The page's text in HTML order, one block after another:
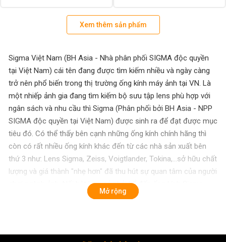
Xem thêm sản phẩm
Sigma Việt Nam (BH Asia - Nhà phân phối SIGMA độc quyền
tại Việt Nam) cái tên đang được tìm kiếm nhiều và ngày càng
trở nên phổ biến trong thị trường ống kính máy ảnh tại VN. Là
một nhiếp ảnh gia đang tìm kiếm bộ sưu tập lens phù hợp với
ngân sách và nhu cầu thì Sigma (Phân phối bởi BH Asia - NPP
SIGMA độc quyền tại Việt Nam) được sinh ra để đạt được mục
tiêu đó. Có thể thấy bên cạnh những ống kính chính hãng thì
còn có rất nhiều ống kính khác đến từ các nhà sản xuất bên
thứ 3 như: Lens Sigma, Zeiss, Voigtlander, Tokina,...sở hữu chất
lượng và giá thành "nhẹ hơn" đã thu hút sự quan tâm của người
chơi ngành ảnh. Nổi bật hơn cả phải kể đến ống kính Sigma -
Với độ phủ sản phẩm rộng rãi toàn cầu, có chất lượng vượt
Sigma Việt Nam (BH Asia - Nhà phân phối SIGMA độc quyền
Mở rộng